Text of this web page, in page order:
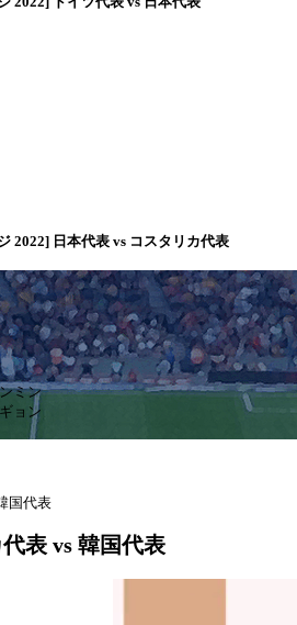
2022] 日本代表 vs コスタリカ代表
ミン
ョン
国代表
表 vs 韓国代表